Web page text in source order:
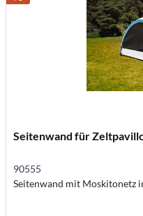
Seitenwand für
90555
Seitenwand mit Moskitonetz